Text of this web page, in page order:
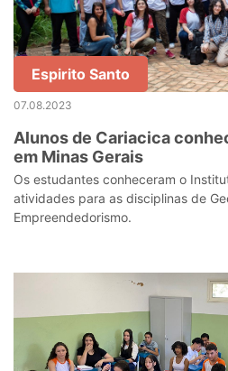
Espirito Santo
07.08.2023
Alunos de Cariacica
em Minas Gerais
Os estudantes conheceram o
atividades para as disciplinas de
Empreendedorismo.